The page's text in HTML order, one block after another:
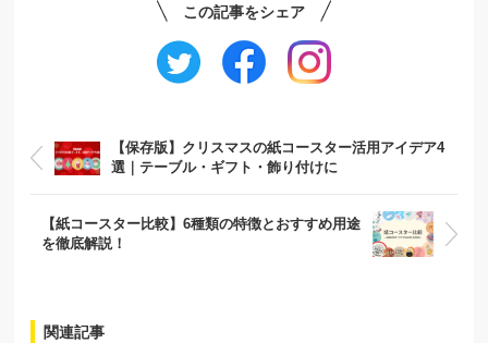
この記事をシェア
【保存版】クリスマスの紙コースター活用アイデア4
選｜テーブル・ギフト・飾り付けに
【紙コースター比較】6種類の特徴とおすすめ用途
を徹底解説！
関連記事